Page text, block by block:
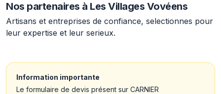
Nos partenaires à Les Villages Vovéens
Artisans et entreprises de confiance, selectionnes pour
leur expertise et leur serieux.
Information importante
Le formulaire de devis présent sur CARNIER